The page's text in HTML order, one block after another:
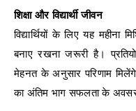
शिक्षा और विद्यार्थी जीवन
विद्यार्थियों के लिए यह
बनाए रखना जरूरी है।
मेहनत के अनुसार परिणाम
का अंतिम भाग सफलता के